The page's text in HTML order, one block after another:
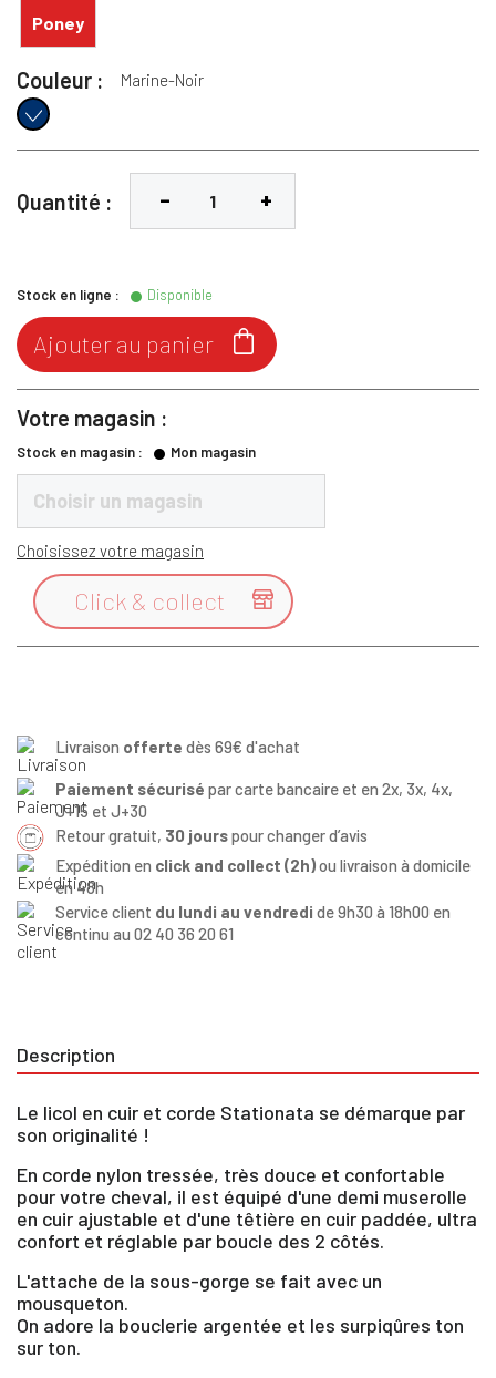
Poney
Couleur : Marine-Noir
Marine-Noir
Quantité :
Stock en ligne : Disponible

Ajouter au panier
Votre magasin :
Stock en magasin : Mon magasin
Choisir un magasin
Choisissez votre magasin

Click & collect
Livraison offerte dès 69€ d'achat
Paiement sécurisé par carte bancaire et en 2x, 3x, 4x,
J+15 et J+30
Retour gratuit, 30 jourspour changer d’avis
Expédition en click and collect (2h)ou livraison à domicile
en 48h
Service client du lundi au vendredi de 9h30 à 18h00 en
continu au 02 40 36 20 61
Description
Le licol en cuir et corde Stationata se démarque par
son originalité !
En corde nylon tressée, très douce et confortable
pour votre cheval, il est équipé d'une demi muserolle
en cuir ajustable et d'une têtière en cuir paddée, ultra
confort et réglable par boucle des 2 côtés.
L'attache de la sous-gorge se fait avec un
mousqueton.
On adore la bouclerie argentée et les surpiqûres ton
sur ton.